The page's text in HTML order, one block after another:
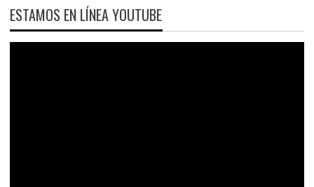
ESTAMOS EN LÍNEA YOUTUBE